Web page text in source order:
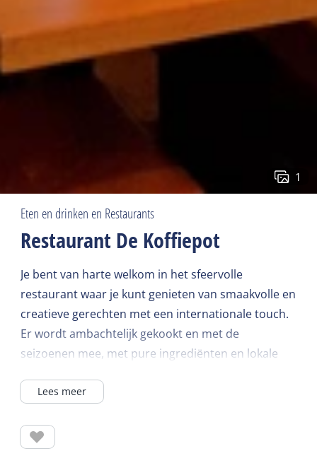
1
Eten en drinken en Restaurants
Restaurant De Koffiepot
Je bent van harte welkom in het sfeervolle
restaurant waar je kunt genieten van smaakvolle en
creatieve gerechten met een internationale touch.
Er wordt ambachtelijk gekookt en met de
seizoenen mee, met pure ingrediënten en lokale
bijpassende wijnen geschonken. De gezellige
zorgen voor een aangenaam vertoeven. Voor diner
wordt aangeraden om tijdig te reserveren.
Lees meer